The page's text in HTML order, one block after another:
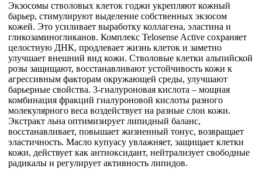
Экзосомы стволовых клеток годжи укрепляют кожный
барьер, стимулируют выделение собственных экзосом
кожей. Это усиливает выработку коллагена, эластина и
гликозаминогликанов. Комплекс Telosense Active сохраняет
целостную ДНК, продлевает жизнь клеток и заметно
улучшает внешний вид кожи. Стволовые клетки альпийской
розы защищают, восстанавливают устойчивость кожи к
агрессивным факторам окружающей среды, улучшают
барьерные свойства. 3-гиалуроновая кислота – мощная
комбинация фракций гиалуроновой кислоты разного
молекулярного веса воздействует на разные слои кожи.
Экстракт льна оптимизирует липидный баланс,
восстанавливает, повышает жизненный тонус, возвращает
эластичность. Масло купуасу увлажняет, защищает клетки
кожи, действует как антиоксидант, нейтрализует свободные
радикалы и регулирует активность липидов.